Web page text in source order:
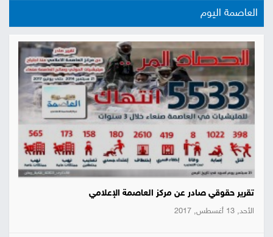
العاصمة اليوم
تقرير حقوقي صادر عن مركز العاصمة الإعلامي
الأحد, 13 أغسطس, 2017